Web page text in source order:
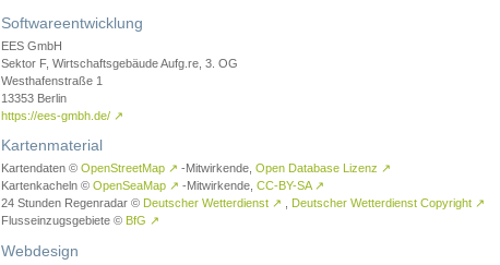
Softwareentwicklung
EES GmbH
Sektor F, Wirtschaftsgebäude Aufg.re, 3. OG
Westhafenstraße 1
13353 Berlin
https://ees-gmbh.de/ ↗
Kartenmaterial
Kartendaten © OpenStreetMap ↗ -Mitwirkende, Open Database Lizenz ↗
Kartenkacheln © OpenSeaMap ↗ -Mitwirkende, CC-BY-SA ↗
24 Stunden Regenradar © Deutscher Wetterdienst ↗ Deutscher Wetterdienst Copyright ↗
Flusseinzugsgebiete © BfG ↗
Webdesign